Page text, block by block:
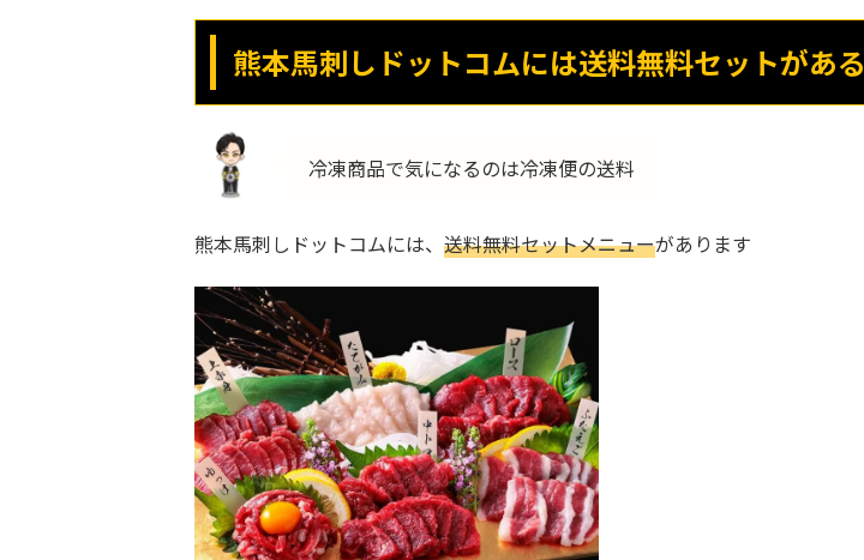
熊本馬刺しドットコムには送料無料セットがある
冷凍商品で気になるのは冷凍便の送料
熊本馬刺しドットコムには、 送料無料セットメニューがあります